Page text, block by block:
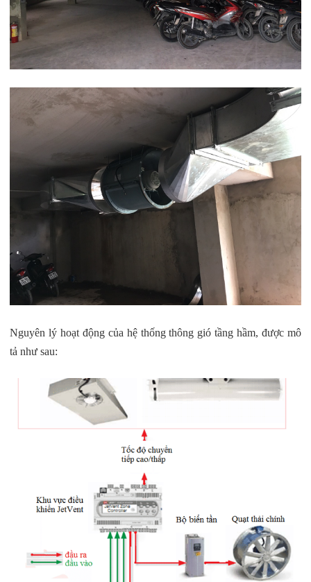
Nguyên lý hoạt động của hệ thống thông gió tầng hầm, được mô
tả như sau: